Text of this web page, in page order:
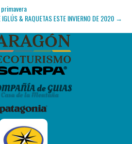
IGLÚS & RAQUETAS ESTE INVIERNO DE 2020 →